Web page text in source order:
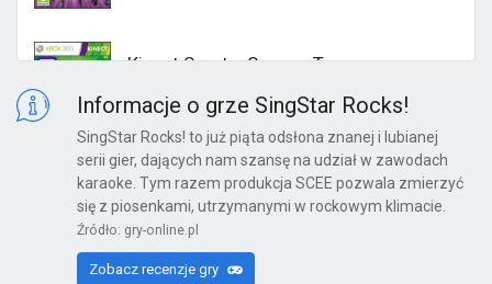
Kinect Sports: Season Two
Kinect Sports Najlepsza Kolekcja
X360
Informacje o grze SingStar Rocks!
SingStar Rocks! to już piąta odsłona znanej i lubianej
serii gier, dających nam szansę na udział w zawodach
karaoke. Tym razem produkcja SCEE pozwala zmierzyć
się z piosenkami, utrzymanymi w rockowym klimacie.
Źródło: gry-online.pl
Zobacz recenzje gry